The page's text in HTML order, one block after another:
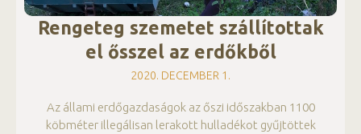
Rengeteg szemetet szállítottak
el ősszel az erdőkből
2020. DECEMBER 1.
Az állami erdőgazdaságok az őszi időszakban 1100
köbméter illegálisan lerakott hulladékot gyűjtöttek